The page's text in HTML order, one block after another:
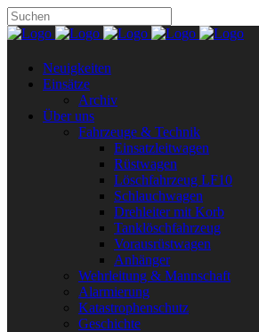
Neuigkeiten
Einsätze
Archiv
Über uns
Fahrzeuge & Technik
Einsatzleitwagen
Rüstwagen
Löschfahrzeug LF10
Schlauchwagen
Drehleiter mit Korb
Tanklöschfahrzeug
Vorausrüstwagen
Anhänger
Wehrleitung & Mannschaft
Alarmierung
Katastrophenschutz
Geschichte